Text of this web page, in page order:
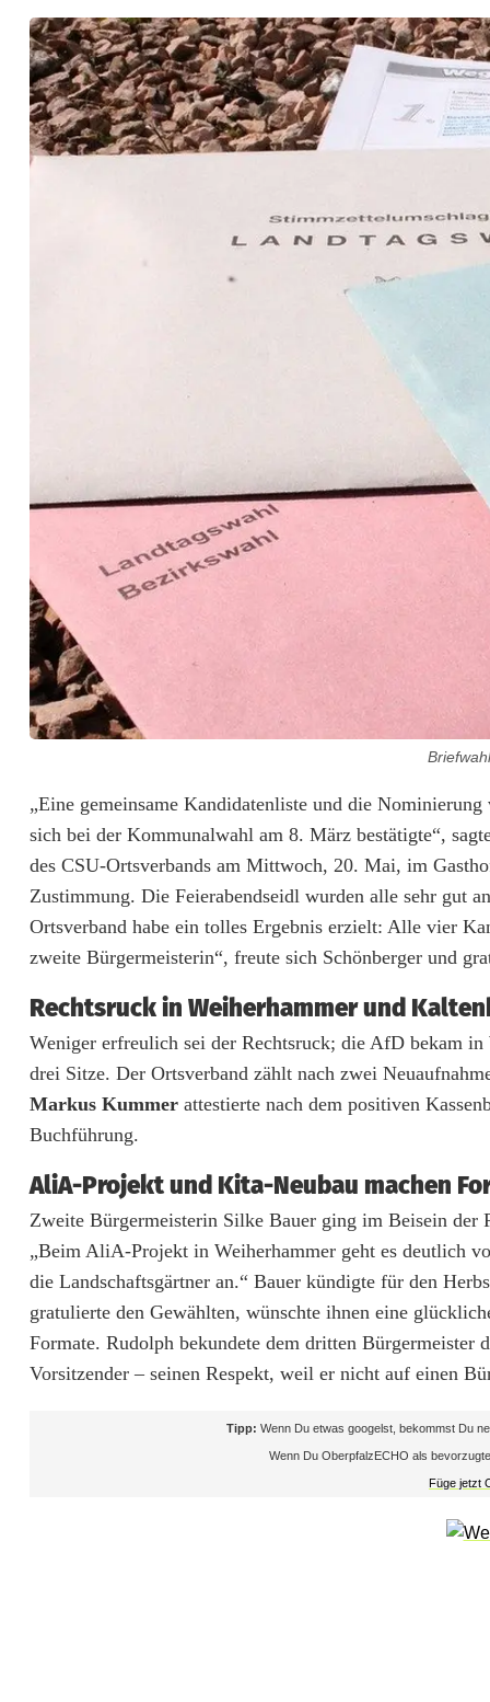
C
S
U
f
e
i
e
r
t
W
a
h
l
e
r
„Eine gemeinsame Kandidatenliste und die Nominierung
sich bei der Kommunalwahl am 8. März bestätigte“,
des CSU-Ortsverbands am Mittwoch, 20. Mai, im
Zustimmung. Die Feierabendseidl wurden alle sehr gut
Ortsverband habe ein tolles Ergebnis erzielt: Alle vier
zweite Bürgermeisterin“, freute sich Schönberger und
Rechtsruck in Weiherhammer und
Weniger erfreulich sei der Rechtsruck; die AfD bekam
drei Sitze. Der Ortsverband zählt nach zwei
Markus Kummer attestierte nach dem positiven
Buchführung.
AliA-Projekt und Kita-Neubau machen
Zweite Bürgermeisterin Silke Bauer ging im Beisein der
„Beim AliA-Projekt in Weiherhammer geht es deutlich
die Landschaftsgärtner an.“ Bauer kündigte für den
gratulierte den Gewählten, wünschte ihnen eine
Formate. Rudolph bekundete dem dritten Bürgermeister
Vorsitzender – seinen Respekt, weil er nicht auf einen
Tipp: Wenn Du etwas googelst, bekommst Du
Wenn Du OberpfalzECHO als
Füge jetzt